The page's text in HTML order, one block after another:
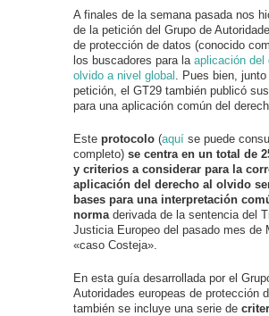
UE
publica
sus
directrices
sobre
el
derecho
al
olvido
A finales de la semana pasada nos
de la petición del Grupo de
de protección de datos (conocido
los buscadores para la aplicación del
olvido a nivel global . Pues bien, junto
petición, el GT29 también publicó
para una aplicación común del
Este protocolo(aquíse puede
completo) se centra en un total de
y criterios a considerar para la
aplicación del derecho al olvido
bases para una interpretación
normaderivada de la sentencia del
Justicia Europeo del pasado mes de
«caso Costeja».
En esta guía desarrollada por el
Autoridades europeas de protección
también se incluye una serie de